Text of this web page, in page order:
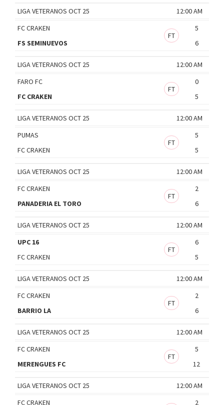
12:00 AM
LIGA VETERANOS OCT 25
FC CRAKEN
5
FT
FS SEMINUEVOS
6
12:00 AM
LIGA VETERANOS OCT 25
FARO FC
0
FT
FC CRAKEN
5
12:00 AM
LIGA VETERANOS OCT 25
PUMAS
5
FT
FC CRAKEN
5
12:00 AM
LIGA VETERANOS OCT 25
FC CRAKEN
2
FT
PANADERIA EL TORO
6
12:00 AM
LIGA VETERANOS OCT 25
UPC 16
6
FT
FC CRAKEN
5
12:00 AM
LIGA VETERANOS OCT 25
FC CRAKEN
2
FT
BARRIO LA
6
12:00 AM
LIGA VETERANOS OCT 25
FC CRAKEN
5
FT
MERENGUES FC
12
12:00 AM
LIGA VETERANOS OCT 25
FC CRAKEN
2